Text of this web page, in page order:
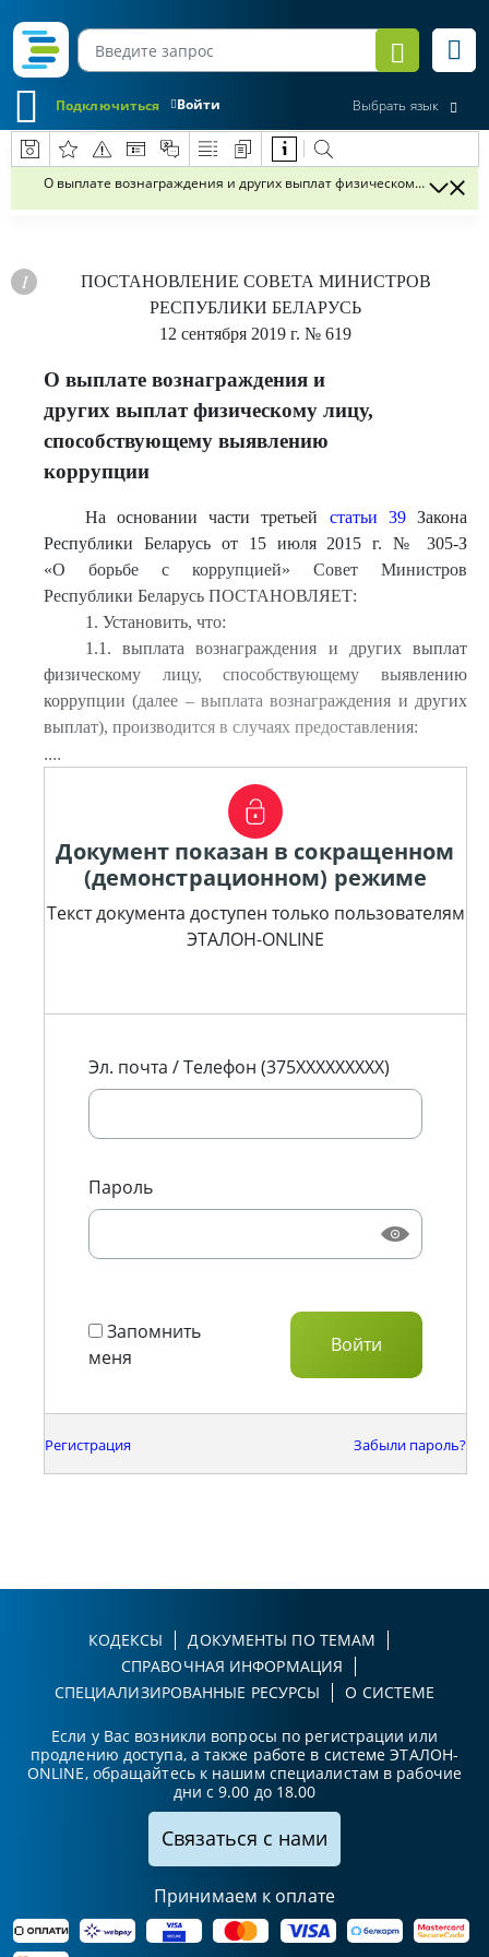
Войти
Подключиться Выбрать язык
О выплате вознаграждения и других выплат физическому лицу,
ПОСТАНОВЛЕНИЕ СОВЕТА МИНИСТРОВ
РЕСПУБЛИКИ БЕЛАРУСЬ
12 сентября 2019 г. № 619
О выплате вознаграждения и
других выплат физическому лицу,
способствующему выявлению
коррупции
На основании части третьей статьи 39Закона
Республики Беларусь от 15 июля 2015 г. № 305-З
«О борьбе с коррупцией» Совет Министров
Республики Беларусь ПОСТАНОВЛЯЕТ:
1. Установить, что:
1.1. выплата вознаграждения и других выплат
физическому лицу, способствующему выявлению
коррупции (далее – выплата вознаграждения и других
выплат), производится в случаях предоставления:
....
Документ показан в сокращенном
(демонстрационном) режиме
Текст документа доступен только пользователям
ЭТАЛОН-ONLINE
Эл. почта / Телефон (375XXXXXXXXX)
Пароль
Запомнить
меня
Регистрация Забыли пароль?
КОДЕКСЫ
ДОКУМЕНТЫ ПО ТЕМАМ
СПРАВОЧНАЯ ИНФОРМАЦИЯ
СПЕЦИАЛИЗИРОВАННЫЕ РЕСУРСЫ
О СИСТЕМЕ
Если у Вас возникли вопросы по регистрации или
продлению доступа, а также работе в системе ЭТАЛОН-
ONLINE, обращайтесь к нашим специалистам в рабочие
дни с 9.00 до 18.00
Связаться с нами
Принимаем к оплате